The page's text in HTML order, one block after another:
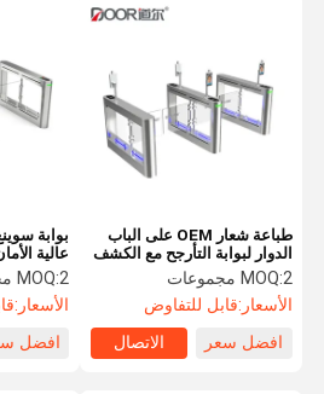
طباعة شعار OEM على الباب
الدوار لبوابة التأرجح مع الكشف
عن الحمى لنظام التحكم في
الوصول
MOQ:2 مجموعات
الأسعار:قابل للتفاوض
افضل سعر
الاتصال
بوابة
عالية
الدوار
MOQ:2 مجموعات
الأسعار:
افضل